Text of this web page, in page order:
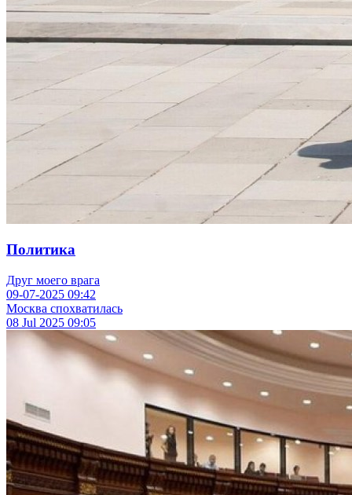
Политика
Друг моего врага
09-07-2025 09:42
Москва спохватилась
08 Jul 2025 09:05